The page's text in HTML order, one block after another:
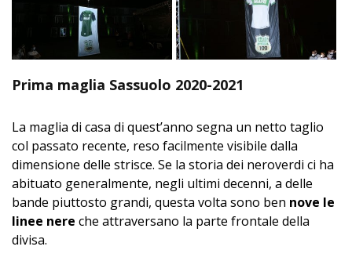
Prima maglia Sassuolo 2020-2021
La maglia di casa di quest’anno segna un netto taglio
col passato recente, reso facilmente visibile dalla
dimensione delle strisce. Se la storia dei neroverdi ci ha
abituato generalmente, negli ultimi decenni, a delle
bande piuttosto grandi, questa volta sono ben nove le
linee nere che attraversano la parte frontale della
divisa.